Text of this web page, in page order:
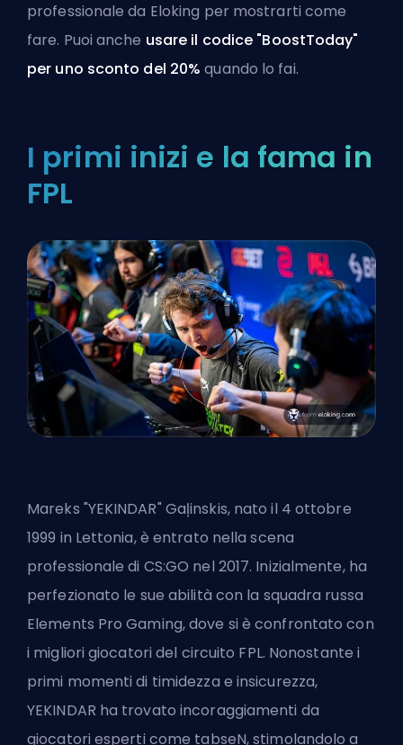
professionale da Eloking per mostrarti come
fare. Puoi anche usare il codice "BoostToday"
per uno sconto del 20% quando lo fai.
I primi inizi e la fama in
FPL
Mareks "YEKINDAR" Gaļinskis, nato il 4 ottobre
1999 in Lettonia, è entrato nella scena
professionale di CS:GO nel 2017. Inizialmente, ha
perfezionato le sue abilità con la squadra russa
Elements Pro Gaming, dove si è confrontato con
i migliori giocatori del circuito FPL. Nonostante i
primi momenti di timidezza e insicurezza,
YEKINDAR ha trovato incoraggiamenti da
giocatori esperti come tabseN, stimolandolo a